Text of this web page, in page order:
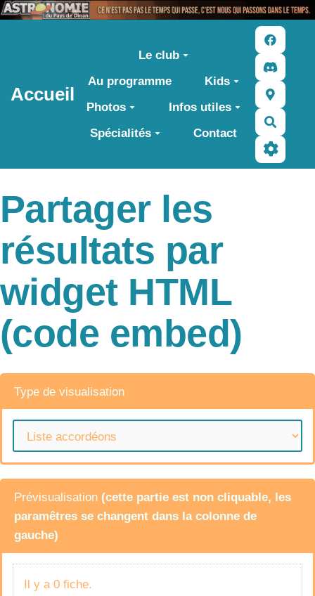
Accueil
Le club
Au programme
Kids
Photos
Infos utiles
Spécialités
Contact
Partager les
résultats par
widget HTML
(code embed)
Type de visualisation
Prévisualisation (cette partie est non cliquable, les
paramêtres se changent dans la colonne de
gauche)